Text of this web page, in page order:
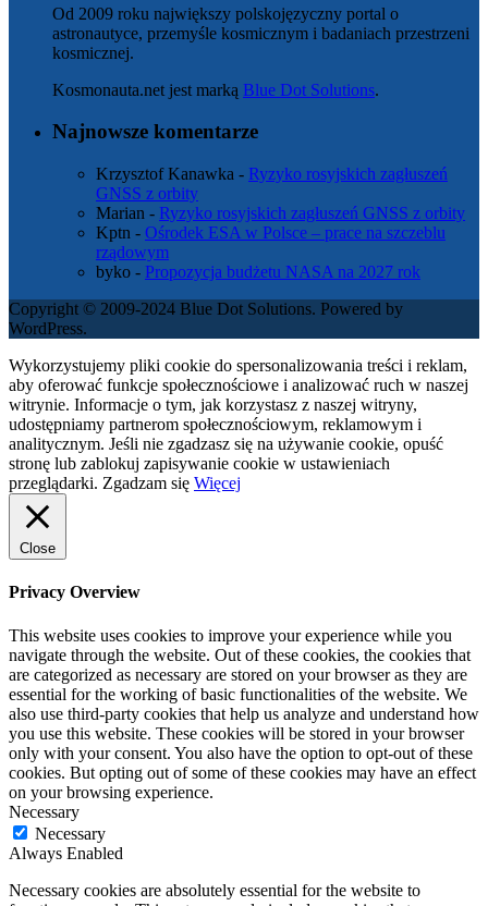
Od 2009 roku największy polskojęzyczny portal o
astronautyce, przemyśle kosmicznym i badaniach przestrzeni
kosmicznej.
Kosmonauta.net jest marką Blue Dot Solutions.
Najnowsze komentarze
Krzysztof Kanawka - Ryzyko rosyjskich zagłuszeń
GNSS z orbity
Marian - Ryzyko rosyjskich zagłuszeń GNSS z orbity
Kptn - Ośrodek ESA w Polsce – prace na szczeblu
rządowym
byko - Propozycja budżetu NASA na 2027 rok
Copyright © 2009-2024 Blue Dot Solutions. Powered by
WordPress.
Wykorzystujemy pliki cookie do spersonalizowania treści i reklam,
aby oferować funkcje społecznościowe i analizować ruch w naszej
witrynie. Informacje o tym, jak korzystasz z naszej witryny,
udostępniamy partnerom społecznościowym, reklamowym i
analitycznym. Jeśli nie zgadzasz się na używanie cookie, opuść
stronę lub zablokuj zapisywanie cookie w ustawieniach
przeglądarki. Zgadzam się Więcej
Close
Privacy Overview
This website uses cookies to improve your experience while you
navigate through the website. Out of these cookies, the cookies that
are categorized as necessary are stored on your browser as they are
essential for the working of basic functionalities of the website. We
also use third-party cookies that help us analyze and understand how
you use this website. These cookies will be stored in your browser
only with your consent. You also have the option to opt-out of these
cookies. But opting out of some of these cookies may have an effect
on your browsing experience.
Necessary
Necessary
Always Enabled
Necessary cookies are absolutely essential for the website to